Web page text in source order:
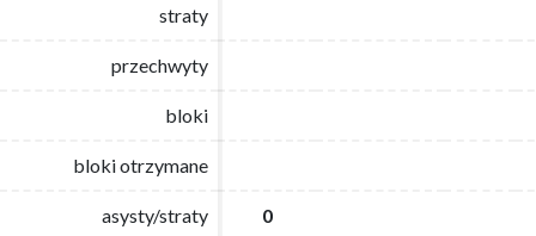
straty
przechwyty
bloki
bloki otrzymane
asysty/straty 0
straty
przechwyty
bloki
bloki otrzymane
asysty/straty 0